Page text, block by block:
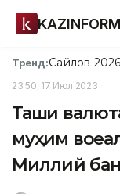
KAZINFORM
Тренд:Сайлов-
23:50, 17 Июл 2023
Ташқи
муҳим
Миллий